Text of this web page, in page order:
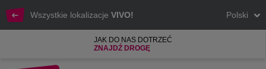
Wszystkie lokalizacje VIVO! Polski
JAK DO NAS DOTRZEĆ
ZNAJDŹ DROGĘ